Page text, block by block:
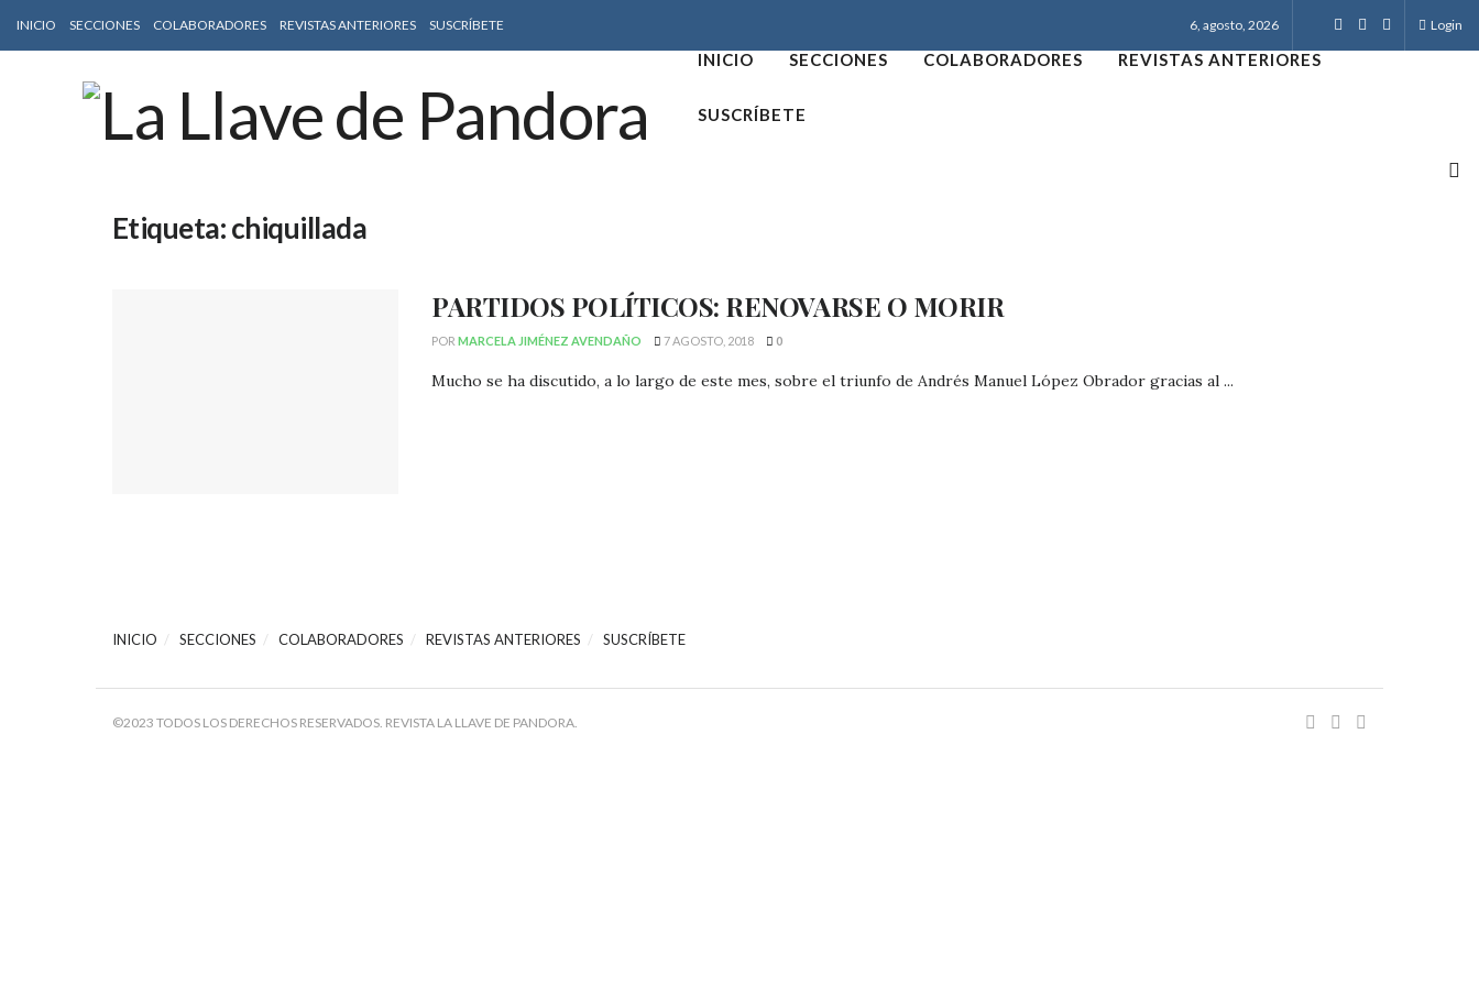
INICIO SECCIONES COLABORADORES REVISTAS ANTERIORES SUSCRÍBETE 6, agosto, 2026 Login
INICIO SECCIONES COLABORADORES REVISTAS ANTERIORES
SUSCRÍBETE
Etiqueta:chiquillada
PARTIDOS POLÍTICOS: RENOVARSE O MORIR
POR MARCELA JIMÉNEZ AVENDAÑO 7 AGOSTO, 2018 0
Mucho se ha discutido, a lo largo de este mes, sobre el triunfo de Andrés Manuel López Obrador gracias al ...
INICIO SECCIONES COLABORADORES REVISTAS ANTERIORES SUSCRÍBETE
©2023 TODOS LOS DERECHOS RESERVADOS. REVISTA LA LLAVE DE PANDORA.